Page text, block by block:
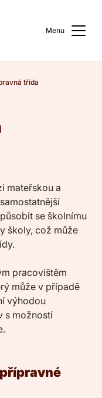
Menu
třída
mateřskou a
se školnímu
školy, což může
pracovištěm
může v případě
výhodou
s možností